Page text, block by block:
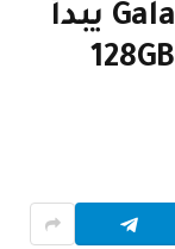
تسريب يكشف: Galaxy S26 يبدأ
من 256GB ويودع سعة 128GB